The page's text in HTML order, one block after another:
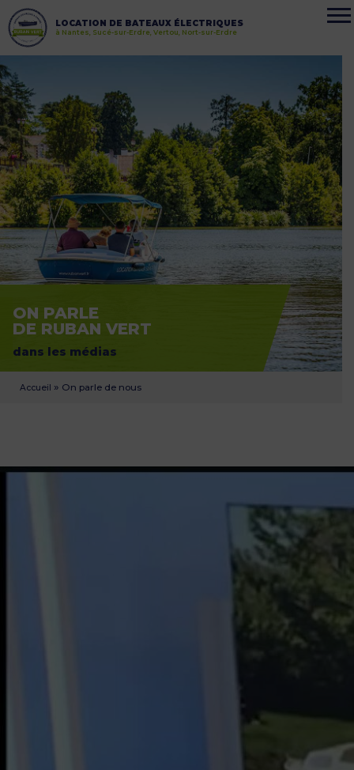
LOCATION DE BATEAUX ÉLECTRIQUES
à Nantes, Sucé-sur-Erdre, Vertou, Nort-sur-Erdre
ON PARLE
DE RUBAN VERT
dans les médias
Accueil » On parle de nous